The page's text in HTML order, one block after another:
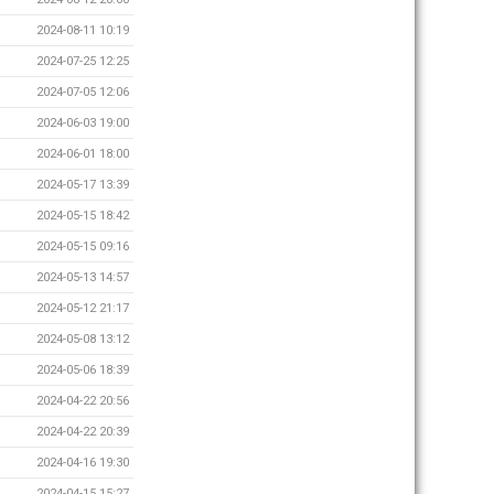
2024-08-11 10:19
2024-07-25 12:25
2024-07-05 12:06
2024-06-03 19:00
2024-06-01 18:00
2024-05-17 13:39
2024-05-15 18:42
2024-05-15 09:16
2024-05-13 14:57
2024-05-12 21:17
2024-05-08 13:12
2024-05-06 18:39
2024-04-22 20:56
2024-04-22 20:39
2024-04-16 19:30